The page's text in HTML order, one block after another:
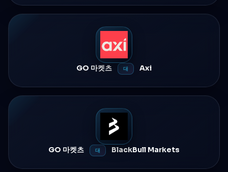
GO 마켓츠 대 Axi
GO 마켓츠 대 BlackBull Markets